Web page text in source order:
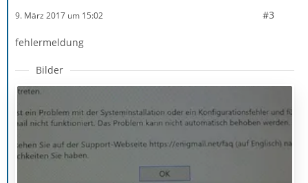
9. März 2017 um 15:02 #3
fehlermeldung
Bilder